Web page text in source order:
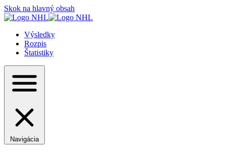
Skok na hlavný obsah
Výsledky
Rozpis
Štatistiky
Navigácia